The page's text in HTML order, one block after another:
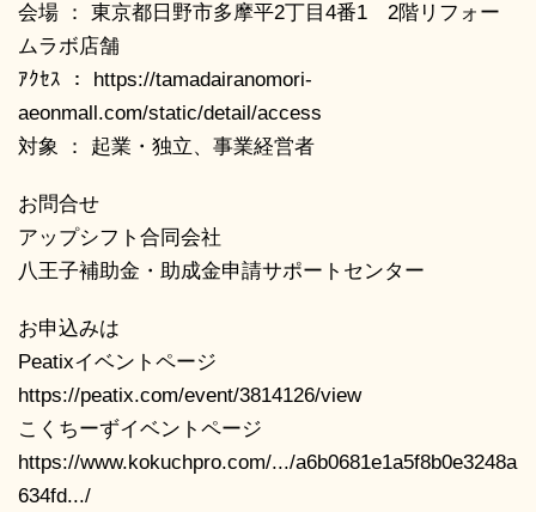
会場 ： 東京都日野市多摩平2丁目4番1 2階リフォー
ムラボ店舗
ｱｸｾｽ ： https://tamadairanomori-
aeonmall.com/static/detail/access
対象 ： 起業・独立、事業経営者
お問合せ
アップシフト合同会社
八王子補助金・助成金申請サポートセンター
お申込みは
Peatixイベントページ
https://peatix.com/event/3814126/view
こくちーずイベントページ
https://www.kokuchpro.com/.../a6b0681e1a5f8b0e3248a
634fd.../